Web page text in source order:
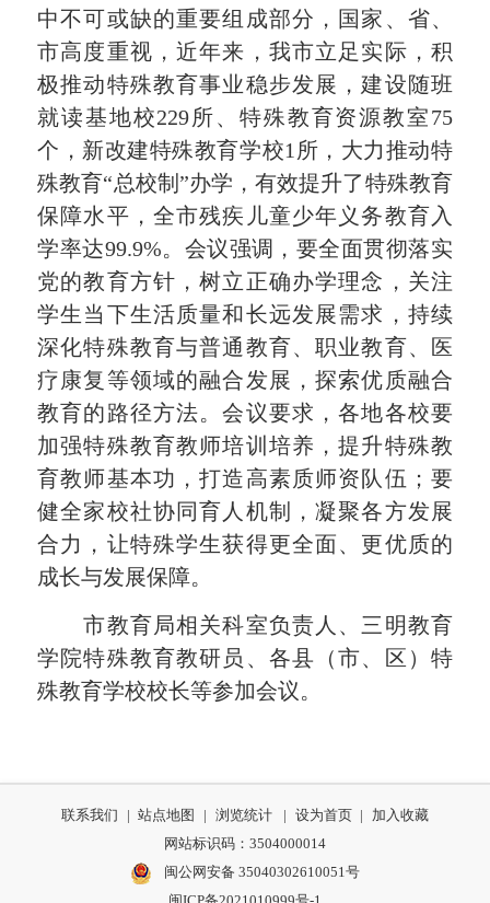
中不可或缺的重要组成部分，国家、省、
市高度重视，近年来，我市立足实际，积
极推动特殊教育事业稳步发展，建设随班
就读基地校229所、特殊教育资源教室75
个，新改建特殊教育学校1所，大力推动特
殊教育“总校制”办学，有效提升了特殊教育
保障水平，全市残疾儿童少年义务教育入
学率达99.9%。会议强调，要全面贯彻落实
党的教育方针，树立正确办学理念，关注
学生当下生活质量和长远发展需求，持续
深化特殊教育与普通教育、职业教育、医
疗康复等领域的融合发展，探索优质融合
教育的路径方法。会议要求，各地各校要
加强特殊教育教师培训培养，提升特殊教
育教师基本功，打造高素质师资队伍；要
健全家校社协同育人机制，凝聚各方发展
合力，让特殊学生获得更全面、更优质的
成长与发展保障。
市教育局相关科室负责人、三明教育
学院特殊教育教研员、各县（市、区）特
殊教育学校校长等参加会议。
联系我们 | 站点地图 | 浏览统计 | 设为首页 |
加入收藏
网站标识码：3504000014
闽公网安备 35040302610051号